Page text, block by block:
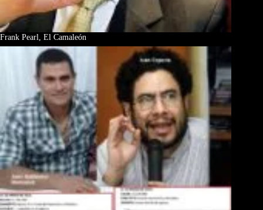
Frank Pearl, El Camaleón